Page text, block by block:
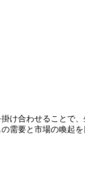
け合わせることで
需要と市場の喚起